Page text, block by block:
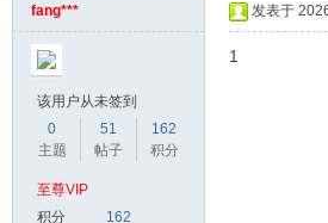
fang***
该用户从未签到
0
主题
51
帖子
162
积分
至尊VIP
积分
162
发表于
1